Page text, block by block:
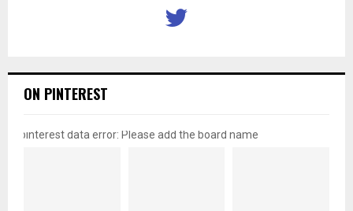
ON PINTEREST
pinterest data error: Please add the board name